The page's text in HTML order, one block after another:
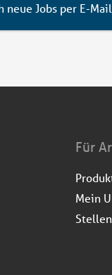
neue Jobs per E-
Für
Mein